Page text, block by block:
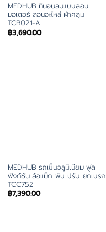
MEDHUB ที่นอนลมแบบลอน
มอเตอร์ ลอนอะไหล่ ผ้าคลุม
TCB021-A
฿3,690.00
MEDHUB รถเข็นอลูมิเนียม ฟูล
ฟังก์ชัน ล้อแม็ก พับ ปรับ ยกเบรก
TCC752
฿7,390.00